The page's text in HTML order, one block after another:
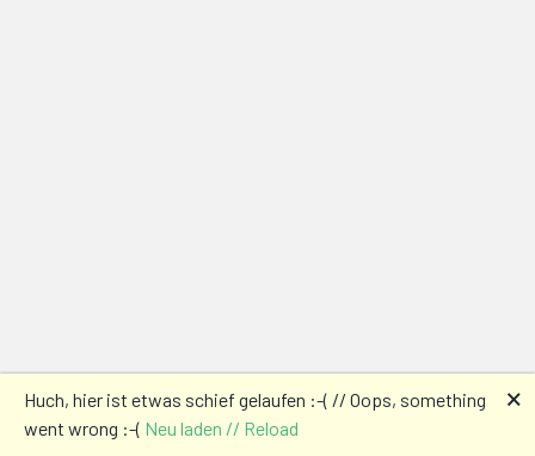
Huch, hier ist etwas schief gelaufen :-( // Oops, something
went wrong :-( Neu laden // Reload
🗙